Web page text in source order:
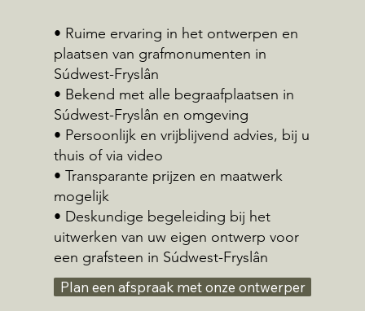
• Ruime ervaring in het ontwerpen en
plaatsen van grafmonumenten in
Súdwest-Fryslân
• Bekend met alle begraafplaatsen in
Súdwest-Fryslân en omgeving
• Persoonlijk en vrijblijvend advies, bij u
thuis of via video
• Transparante prijzen en maatwerk
mogelijk
• Deskundige begeleiding bij het
uitwerken van uw eigen ontwerp voor
een grafsteen in Súdwest-Fryslân
Plan een afspraak met onze ontwerper